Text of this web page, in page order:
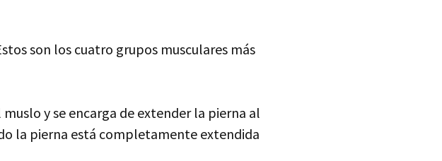
son los cuatro grupos musculares más
y se encarga de extender la pierna al
la pierna está completamente extendida